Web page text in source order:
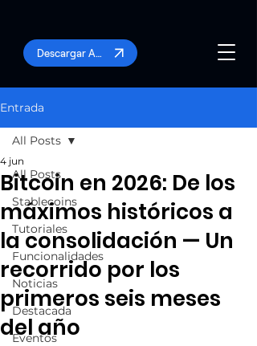
Descargar App
Entrada
All Posts
Stablecoins
Tutoriales
Funcionalidades
Noticias
Destacada
Eventos
All Posts
Bitcoin en 2026: De los
máximos históricos a
la consolidación — Un
recorrido por los
primeros seis meses
del año
4 jun